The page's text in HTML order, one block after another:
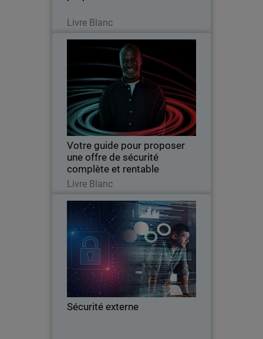
Livre Blanc
Votre guide pour proposer
une offre de sécurité
complète et rentable
Livre Blanc
Votre guide pour proposer une
offre de sécurité complète et
rentable
Body
Découvrez comment l'architecture de
WatchGuard Unified Security Platform
peut dynamiser la croissance et la
rentabilité des MSP.
Lire maintenant
Thumbnail
Sécurité externe
Sécurité externe
Body
Le modèle de sécurité externe garantit
une surveillance uniforme des menaces
et étend les capacités informatiques
sans augmenter le coût total